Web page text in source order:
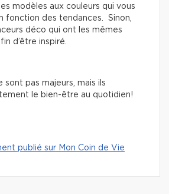
modèles aux couleurs qui vous
fonction des tendances. Sinon,
déco qui ont les mêmes
d’être inspiré.
sont pas majeurs, mais ils
le bien-être au quotidien!
publié sur Mon Coin de Vie